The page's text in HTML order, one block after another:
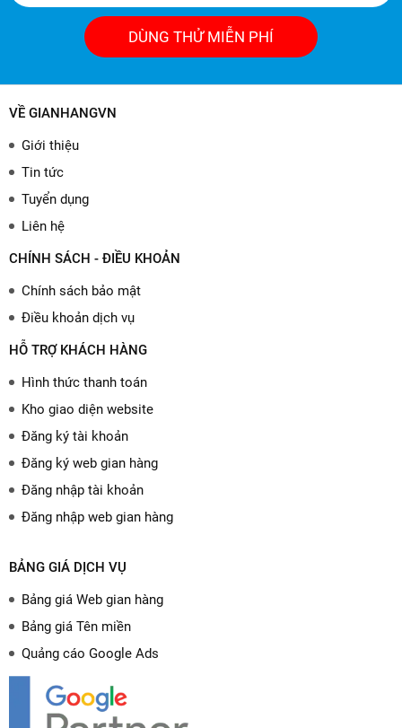
DÙNG THỬ MIỄN PHÍ
VỀ GIANHANGVN
Giới thiệu
Tin tức
Tuyển dụng
Liên hệ
CHÍNH SÁCH - ĐIỀU KHOẢN
Chính sách bảo mật
Điều khoản dịch vụ
HỖ TRỢ KHÁCH HÀNG
Hình thức thanh toán
Kho giao diện website
Đăng ký tài khoản
Đăng ký web gian hàng
Đăng nhập tài khoản
Đăng nhập web gian hàng
BẢNG GIÁ DỊCH VỤ
Bảng giá Web gian hàng
Bảng giá Tên miền
Quảng cáo Google Ads